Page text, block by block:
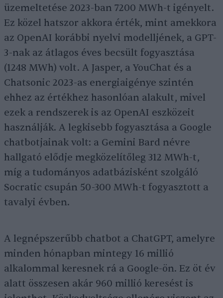
üzemeltetése 2023-ban 7200 MWh-t igényelt.
Ez közel hatszor akkora érték, mint amekkora
az OpenAI korábbi nyelvi modelljének, a GPT-
3-nak az átlagos éves becsült fogyasztása
(1248 MWh) volt. A Jasper, a YouChat és a
Chatsonic 2023-as energiaigénye szintén
ehhez az értékhez hasonlóan alakult, mivel
ezek a rendszerek is az OpenAI eszközeit
használják. A legkisebb fogyasztása a Google
chatbotjainak volt: a Gemini Bard névre
hallgató elődje megközelítőleg 312 MWh-t,
míg a tudományos adatbázisként szolgáló
Socratic csupán 50-300 MWh-t fogyasztott a
tavalyi évben.
A legnépszerűbb chatbot a ChatGPT, amelyre
minden hónapban mintegy 16 millió
alkalommal keresnek rá a Google-ön. Ez öt év
alatt összesen akár 960 millió keresést is